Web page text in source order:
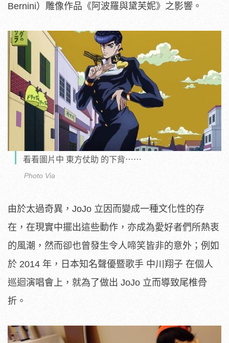
Bernini）雕像作品《阿波羅與黛芙妮》之影響。
看看圖片中 東方仗助 的下背⋯⋯
Photo Via
由於太過奇異，JoJo 立因而變成一種文化性的存
在，在現實中擺出這些動作，亦成為愛好者們所熱衷
的風潮，然而卻也曾發生令人啼笑皆非的意外；例如
於 2014 年，日本知名聲優暨歌手 中川翔子 在個人
巡迴演唱會上，就為了做出 JoJo 立而導致尾椎骨
折。